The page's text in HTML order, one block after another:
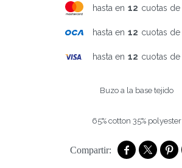
hasta en 12 cuotas de
hasta en 12 cuotas de
hasta en 12 cuotas de
Buzo a la base tejido
65% cotton 35% polyester
  